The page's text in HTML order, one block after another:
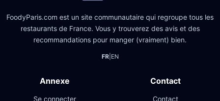
FoodyParis.com est un site communautaire qui regroupe tous les
restaurants de France. Vous y trouverez des avis et des
recommandations pour manger (vraiment) bien.
FR| EN
Annexe
Se connecter
Contact
Contact